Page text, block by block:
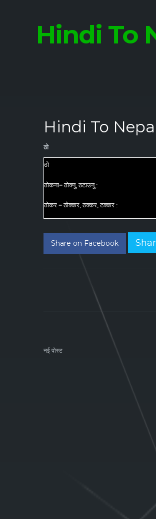
Hindi To
Hindi To
ठो
ठो
ठोकना= ठोक्नु, ठटाउनु :
ठोकर = ठोक्कर, ठक्कर, टक्कर :
Share on Facebook
नई पोस्ट